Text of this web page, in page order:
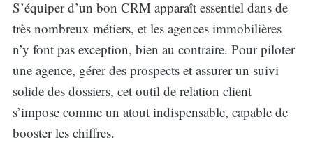
S’équiper d’un bon CRM apparaît essentiel dans de
très nombreux métiers, et les agences immobilières
n’y font pas exception, bien au contraire. Pour piloter
une agence, gérer des prospects et assurer un suivi
solide des dossiers, cet outil de relation client
s’impose comme un atout indispensable, capable de
booster les chiffres.